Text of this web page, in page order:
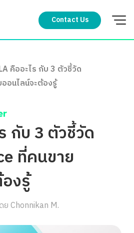
Contact Us
คืออะไร กับ 3 ตัวชี้วัด
อนไลน์จะต้องรู้
กับ 3 ตัวชี้วัด
ที่คนขาย
งรู้
ยChonnikan M.